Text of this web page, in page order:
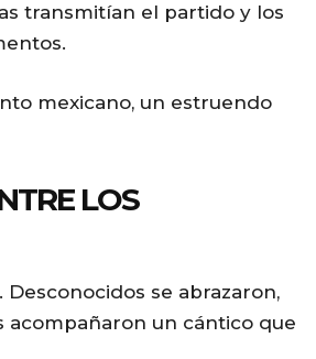
transmitían el partido y los
mexicano, un estruendo
LOS
se abrazaron,
acompañaron un cántico que